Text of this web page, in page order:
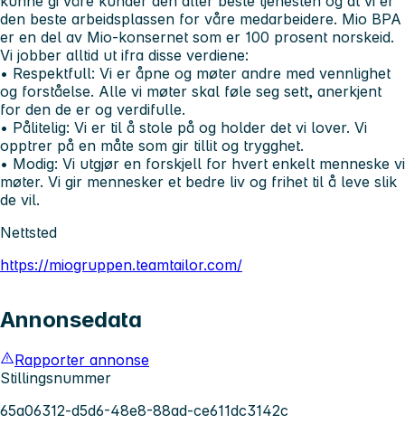
den beste arbeidsplassen for våre medarbeidere. Mio BPA
er en del av Mio-konsernet som er 100 prosent norskeid.
Vi jobber alltid ut ifra disse verdiene:
• Respektfull: Vi er åpne og møter andre med vennlighet
og forståelse. Alle vi møter skal føle seg sett, anerkjent
for den de er og verdifulle.
• Pålitelig: Vi er til å stole på og holder det vi lover. Vi
opptrer på en måte som gir tillit og trygghet.
• Modig: Vi utgjør en forskjell for hvert enkelt menneske vi
møter. Vi gir mennesker et bedre liv og frihet til å leve slik
de vil.
Nettsted
https://miogruppen.teamtailor.com/
Annonsedata
Rapporter annonse
Stillingsnummer
65a06312-d5d6-48e8-88ad-ce611dc3142c